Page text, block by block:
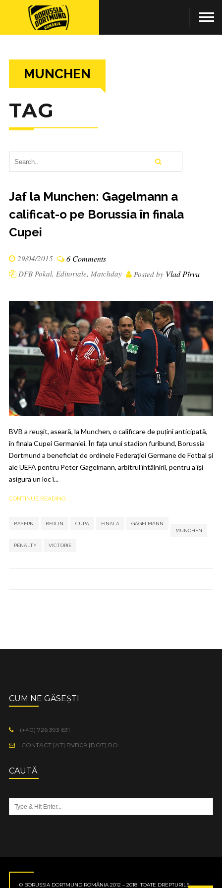
MUNCHEN
TAG
Jaf la Munchen: Gagelmann a
calificat-o pe Borussia în finala
Cupei
29/04/2015 6 Comments
DFB Pokal, Editoriale, Matchday Posted by Vlad Pîrvu
BVB a reușit, aseară, la Munchen, o calificare de puțini anticipată,
în finala Cupei Germaniei. În fața unui stadion furibund, Borussia
Dortmund a beneficiat de ordinele Federației Germane de Fotbal și
ale UEFA pentru Peter Gagelmann, arbitrul întâlnirii, pentru a își
asigura un loc î...
CONTINUE READING ...
BAYERN BERLIN CUPA FINALA GAGELMANN
MUNCHEN
PENALTY VICTORIE
CUM NE GĂSEȘTI
(+40) 726 393 631
CONTACT [AT] BVB09 [DOT] RO
CAUTĂ
© BORUSSIA DORTMUND ROMÂNIA 2012 – 2018| TOATE DREPTURILE